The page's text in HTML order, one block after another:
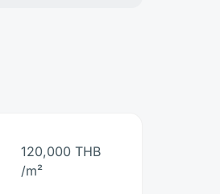
120,000 THB
/m²